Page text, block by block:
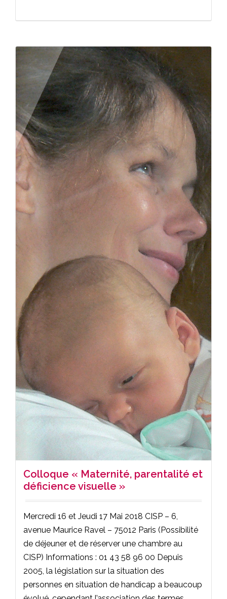
Colloque « Maternité, parentalité et
déficience visuelle »
Mercredi 16 et Jeudi 17 Mai 2018 CISP – 6,
avenue Maurice Ravel – 75012 Paris (Possibilité
de déjeuner et de réserver une chambre au
CISP) Informations : 01 43 58 96 00 Depuis
2005, la législation sur la situation des
personnes en situation de handicap a beaucoup